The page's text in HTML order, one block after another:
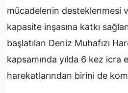
mücadelenin desteklenmesi
kapasite inşasına katkı
başlatılan Deniz Muhafızı
kapsamında yılda 6 kez icra
harekatlarından birini de